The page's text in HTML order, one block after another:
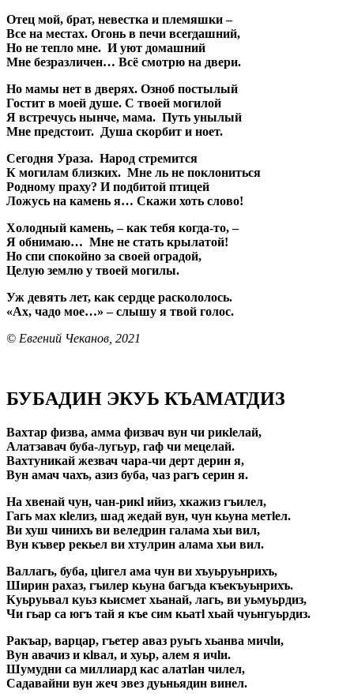
Отец мой, брат, невестка и племяшки –
Все на местах. Огонь в печи всегдашний,
Но не тепло мне. И уют домашний
Мне безразличен… Всё смотрю на двери.
Но мамы нет в дверях. Озноб постылый
Гостит в моей душе. С твоей могилой
Я встречусь нынче, мама. Путь унылый
Мне предстоит. Душа скорбит и ноет.
Сегодня Ураза. Народ стремится
К могилам близких. Мне ль не поклониться
Родному праху? И подбитой птицей
Ложусь на камень я… Скажи хоть слово!
Холодный камень, – как тебя когда-то, –
Я обнимаю… Мне не стать крылатой!
Но спи спокойно за своей оградой,
Целую землю у твоей могилы.
Уж девять лет, как сердце раскололось.
«Ах, чадо мое…» – слышу я твой голос.
© Евгений Чеканов, 2021
БУБАДИН ЭКУЬ КЪАМАТДИЗ
Вахтар физва, амма физвач вун чи рикlелай,
Алатзавач буба-лугьур, гаф чи мецелай.
Вахтуникай жезвач чара-чи дерт дерин я,
Вун амач чахъ, азиз буба, чаз рагъ серин я.
На хвенай чун, чан-рикl ийиз, хкажиз гъилел,
Гагь мах кlелиз, шад жедай вун, чун кьуна метlел.
Ви хуш чинихъ ви веледрин галама хьи вил,
Вун къвер рекьел ви хтулрин алама хьи вил.
Валлагь, буба, цlигел ама чун ви хъуьруьнрихъ,
Ширин рахаз, гъилер кьуна багъда къекъуьнрихъ.
Куьруьвал куьз кьисмет хьанай, лагь, ви уьмуьрдиз,
Чи гьар са югъ тай я къе сим кьатl хьай чуьнгуьрдиз.
Ракъар, варцар, гъетер аваз руьгь хьанва мичlи,
Вун авачиз и кlвал, и хуьр, алем я ичlи.
Шумудни са миллиард кас алатlан чилел,
Садавайни вун жеч эвез дуьньядин винел.